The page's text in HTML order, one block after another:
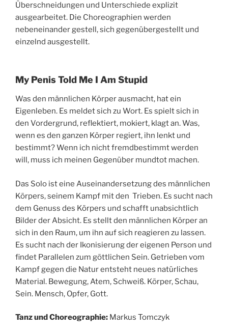
Überschneidungen und Unterschiede explizit
ausgearbeitet. Die Choreographien werden
nebeneinander gestell, sich gegenübergestellt und
einzelnd ausgestellt.
My Penis Told Me I Am Stupid
Was den männlichen Körper ausmacht, hat ein
Eigenleben. Es meldet sich zu Wort. Es spielt sich in
den Vordergrund, reflektiert, mokiert, klagt an. Was,
wenn es den ganzen Körper regiert, ihn lenkt und
bestimmt? Wenn ich nicht fremdbestimmt werden
will, muss ich meinen Gegenüber mundtot machen.
Das Solo ist eine Auseinandersetzung des männlichen
Körpers, seinem Kampf mit den Trieben. Es sucht nach
dem Genuss des Körpers und schafft unabsichtlich
Bilder der Absicht. Es stellt den männlichen Körper an
sich in den Raum, um ihn auf sich reagieren zu lassen.
Es sucht nach der Ikonisierung der eigenen Person und
findet Parallelen zum göttlichen Sein. Getrieben vom
Kampf gegen die Natur entsteht neues natürliches
Material. Bewegung, Atem, Schweiß. Körper, Schau,
Sein. Mensch, Opfer, Gott.
Tanz und Choreographie: Markus Tomczyk